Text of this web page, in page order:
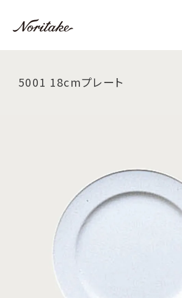
5001 18cmプレート